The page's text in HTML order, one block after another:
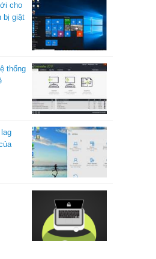
cho
bị giật
thống